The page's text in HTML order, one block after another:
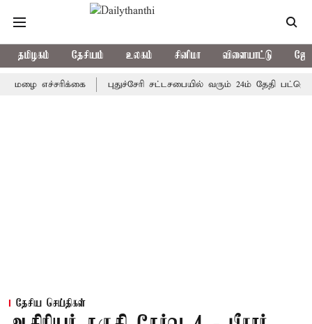
தமிழகம் தேசியம் உலகம் சினிமா விளையாட்டு
எச்சரிக்கை புதுச்சேரி சட்டசபையில் வரும் 24ம் தேதி பட்ஜெட்
தேசிய செய்திகள்